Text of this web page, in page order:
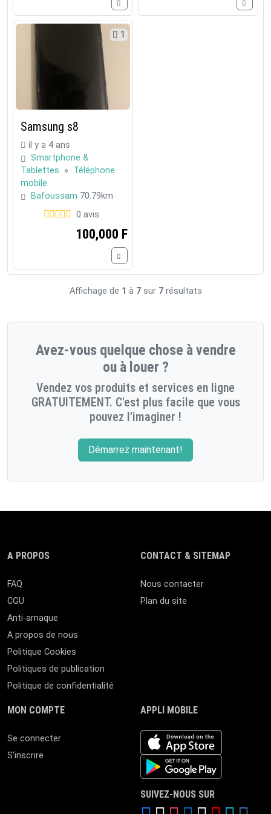
1
Samsung s8
il y a 4 ans
Smartphone &
Tablettes » Téléphone
mobile
Bafoussam 70.79km
0 avis
100,000 F
Affichage de 1 à 7sur 7résultats
Avez-vous quelque chose à vendre
ou à louer ?
Vendez vos produits et services en ligne
GRATUITEMENT. C'est plus facile que vous
pouvez l'imaginer !
Démarrez maintenant!
A PROPOS
FAQ
CGU
Anti-arnaque
A propos de nous
Politique Cookies
Politiques de publication
Politique de confidentialité
CONTACT & SITEMAP
Nous contacter
Plan du site
MON COMPTE
Se connecter
S'inscrire
APPLI MOBILE
iOS app
Android App
SUIVEZ-NOUS SUR